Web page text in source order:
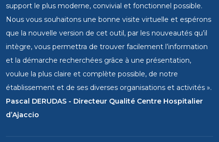
support le plus moderne, convivial et fonctionnel possible.
Nous vous souhaitons une bonne visite virtuelle et espérons
que la nouvelle version de cet outil, par les nouveautés qu’il
intègre, vous permettra de trouver facilement l’information
et la démarche recherchées grâce à une présentation,
voulue la plus claire et complète possible, de notre
établissement et de ses diverses organisations et activités ».
Pascal DERUDAS - Directeur Qualité Centre Hospitalier
d’Ajaccio